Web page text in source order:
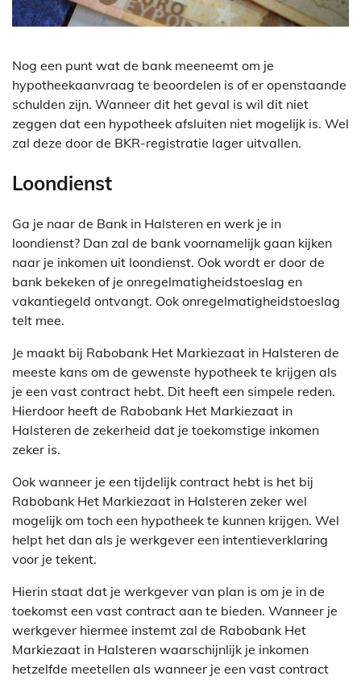
Nog een punt wat de bank meeneemt om je
hypotheekaanvraag te beoordelen is of er openstaande
schulden zijn. Wanneer dit het geval is wil dit niet
zeggen dat een hypotheek afsluiten niet mogelijk is. Wel
zal deze door de BKR-registratie lager uitvallen.
Loondienst
Ga je naar de Bank in Halsteren en werk je in
loondienst? Dan zal de bank voornamelijk gaan kijken
naar je inkomen uit loondienst. Ook wordt er door de
bank bekeken of je onregelmatigheidstoeslag en
vakantiegeld ontvangt. Ook onregelmatigheidstoeslag
telt mee.
Je maakt bij Rabobank Het Markiezaat in Halsteren de
meeste kans om de gewenste hypotheek te krijgen als
je een vast contract hebt. Dit heeft een simpele reden.
Hierdoor heeft de Rabobank Het Markiezaat in
Halsteren de zekerheid dat je toekomstige inkomen
zeker is.
Ook wanneer je een tijdelijk contract hebt is het bij
Rabobank Het Markiezaat in Halsteren zeker wel
mogelijk om toch een hypotheek te kunnen krijgen. Wel
helpt het dan als je werkgever een intentieverklaring
voor je tekent.
Hierin staat dat je werkgever van plan is om je in de
toekomst een vast contract aan te bieden. Wanneer je
werkgever hiermee instemt zal de Rabobank Het
Markiezaat in Halsteren waarschijnlijk je inkomen
hetzelfde meetellen als wanneer je een vast contract